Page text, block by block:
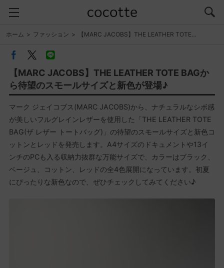
ホーム ファッション 【MARC JACOBS】THE LEATHER TOTE…
【MARC JACOBS】THE LEATHER TOTE BAGか
ら待望のスモールサイズと新色が登場♪
マーク ジェイコブス(MARC JACOBS)から、ナチュラルなシボ感
が美しいフルグレインレザーを使用した「THE LEATHER TOTE
BAG(ザ レザー トートバッグ)」の待望のスモールサイズと新色コ
ットンとレッドを発売します。A4サイズのドキュメントや13イ
ンチのPCも入る収納力抜群な万能サイズで、カラーはブラック、
ベージュ、コットン、レッドの全4色展開になっています。初夏
にぴったりな新色なので、ぜひチェックしてみてください♪